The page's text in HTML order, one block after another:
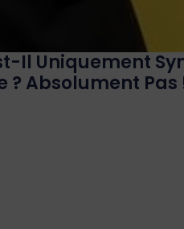
Il Uniquement
? Absolument Pas